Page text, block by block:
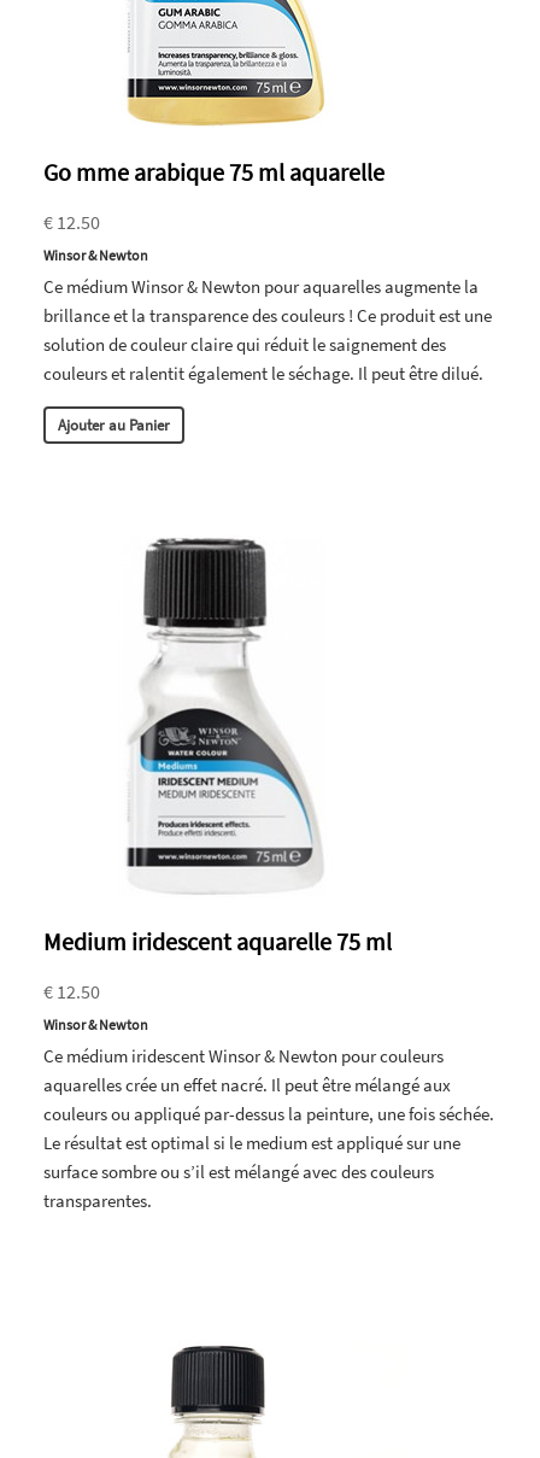
Go mme arabique 75 ml aquarelle
€ 12.50
Winsor & Newton
Ce médium Winsor & Newton pour aquarelles augmente la
brillance et la transparence des couleurs ! Ce produit est une
solution de couleur claire qui réduit le saignement des
couleurs et ralentit également le séchage. Il peut être dilué.
Ajouter au Panier
Medium iridescent aquarelle 75 ml
€ 12.50
Winsor & Newton
Ce médium iridescent Winsor & Newton pour couleurs
aquarelles crée un effet nacré. Il peut être mélangé aux
couleurs ou appliqué par-dessus la peinture, une fois séchée.
Le résultat est optimal si le medium est appliqué sur une
surface sombre ou s’il est mélangé avec des couleurs
transparentes.